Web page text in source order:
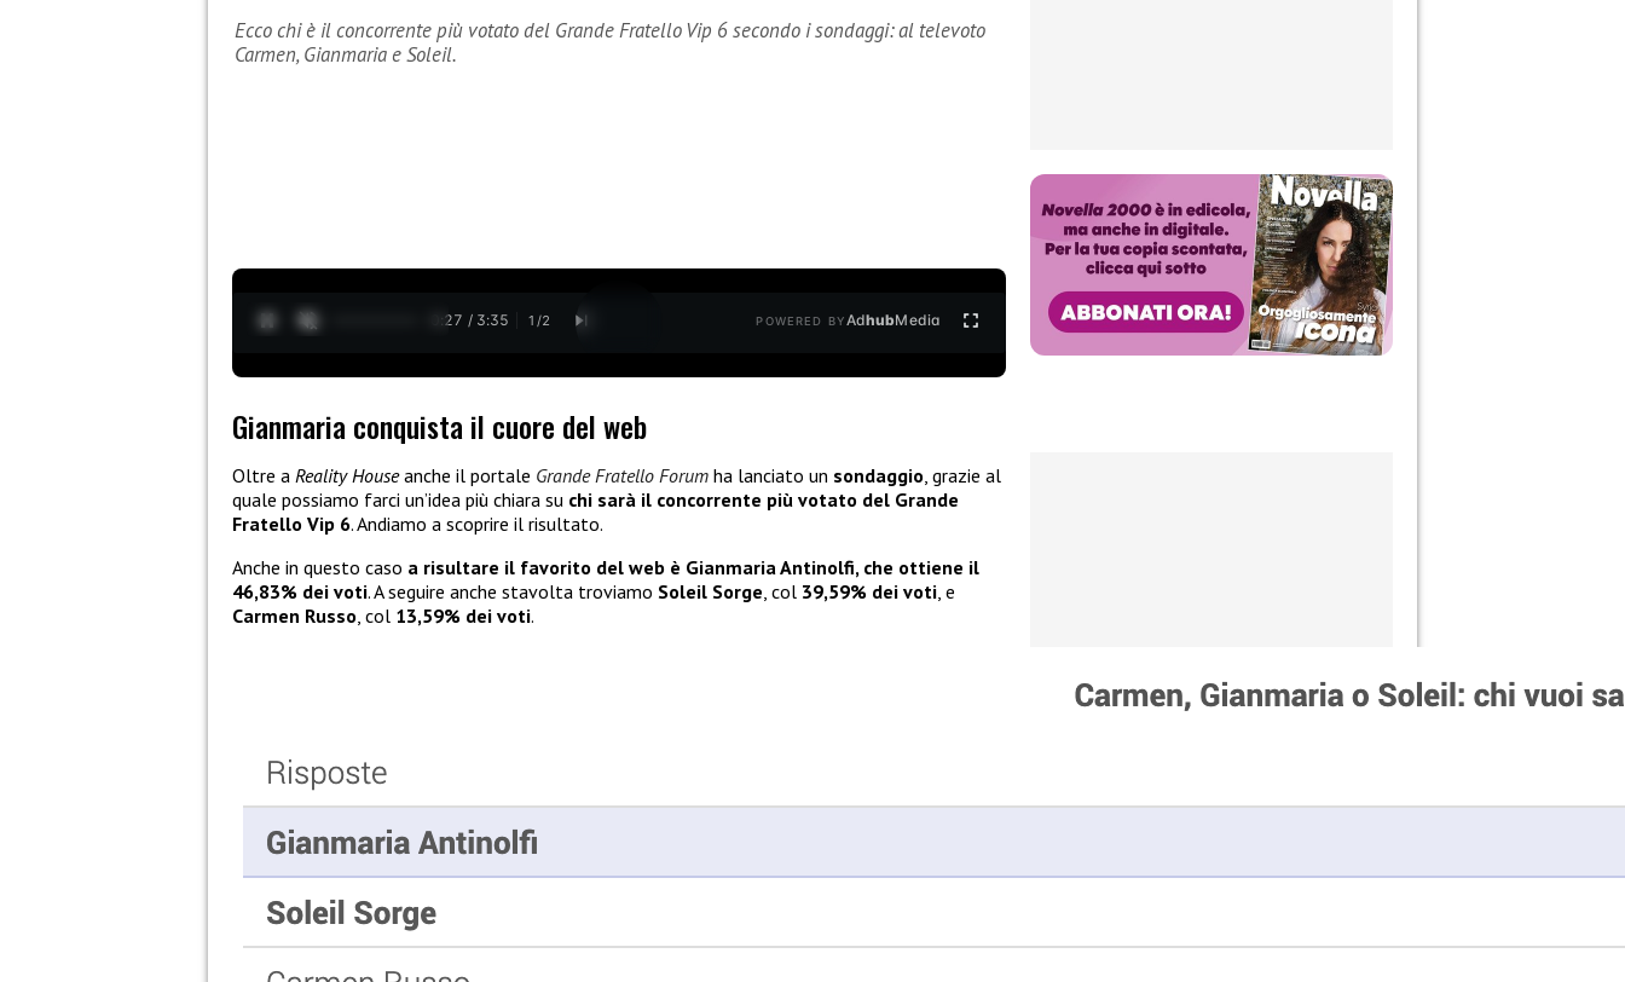
Ecco chi è il concorrente più votato del Grande Fratello Vip 6 secondo i sondaggi: al televoto
Carmen, Gianmaria e Soleil.
0:28 / 3:35 1 /2 POWERED BYAdhubMedia
Gianmaria conquista il cuore del web
Oltre a Reality Houseanche il portale Grande Fratello Forum ha lanciato un sondaggio, grazie al
quale possiamo farci un’idea più chiara su chi sarà il concorrente più votato del Grande
Fratello Vip 6. Andiamo a scoprire il risultato.
Anche in questo caso a risultare il favorito del web è Gianmaria Antinolfi, che ottiene il
46,83% dei voti. A seguire anche stavolta troviamo Soleil Sorge, col 39,59% dei voti, e
Carmen Russo, col 13,59% dei voti.